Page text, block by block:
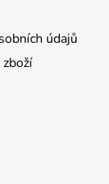
údajů